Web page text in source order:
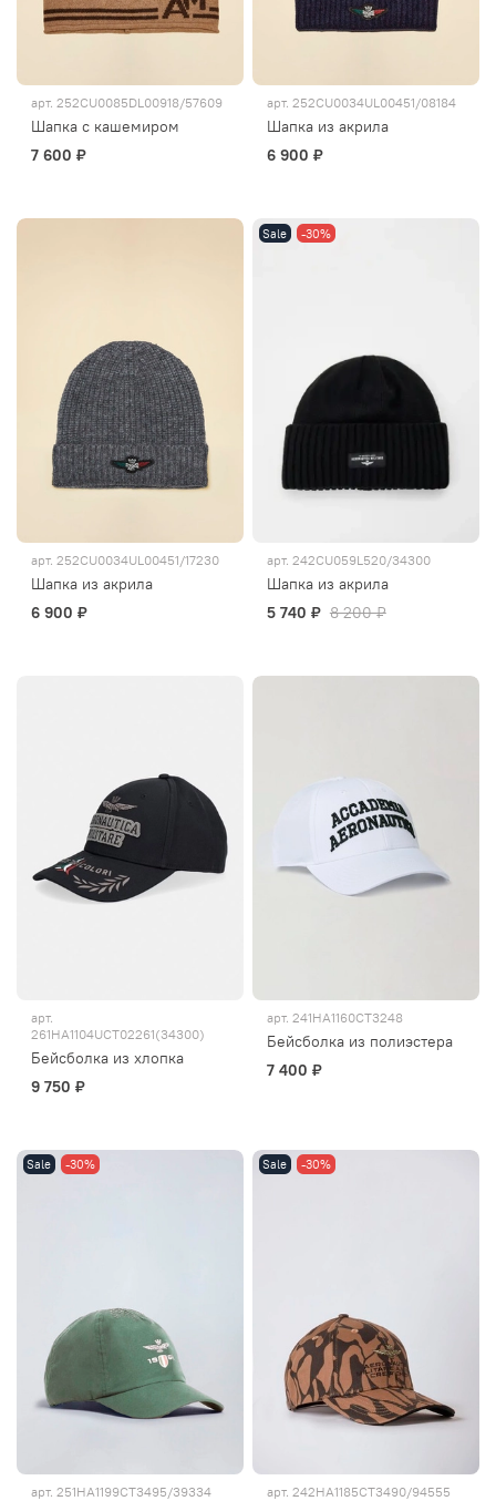
арт. 252CU0085DL00918/57609
Шапка с кашемиром
7 600 ₽
арт. 252CU0034UL00451/08184
Шапка из акрила
6 900 ₽
арт. 252CU0034UL00451/17230
Шапка из акрила
6 900 ₽
Sale -30%
арт. 242CU059L520/34300
Шапка из акрила
5 740 ₽ 8 200 ₽
арт.
261HA1104UCT02261(34300)
Бейсболка из хлопка
9 750 ₽
арт. 241HA1160CT3248
Бейсболка из полиэстера
7 400 ₽
Sale -30%
арт. 251HA1199CT3495/39334
Sale -30%
арт. 242HA1185CT3490/94555